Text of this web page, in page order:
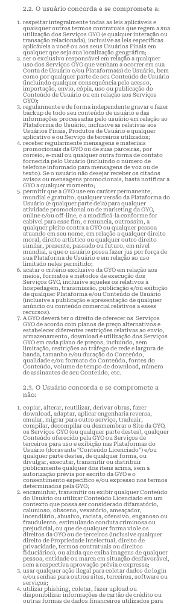
2.2. O usuário concorda e se compromete a:
respeitar integralmente todas as leis aplicáveis e
quaisquer outros termos contratuais que regem a sua
utilização dos Serviços GYO (e qualquer interação ou
transação relacionada), inclusive as leis específicas
aplicáveis a você ou aos seus Usuários Finais em
qualquer que seja sua localização geográfica;
ser o exclusivo responsável em relação a qualquer
uso dos Serviços GYO que venham a ocorrer em sua
Conta de Usuário e/ou Plataforma(s) de Usuário, bem
como por qualquer parte de seu Conteúdo de Usuário
(incluindo qualquer consequência pelo acesso,
importação, envio, cópia, uso ou publicação do
Conteúdo de Usuário ou em relação aos Serviços
GYO);
regularmente e de forma independente gravar e fazer
backup de todo seu conteúdo de usuário e das
informações processadas pelo usuário em relação ao
Plataforma do Usuário, inclusive as relativas aos
Usuários Finais, Produtos de Usuário e qualquer
aplicativo e ou Serviço de terceiros utilizados;
receber regularmente mensagens e materiais
promocionais da GYO ou de suas parceiras, por
correio, e-mail ou qualquer outra forma de contato
fornecida pelo Usuário (incluindo o número de
telefone informado para mensagens de voz ou de
texto). Se o usuário não desejar receber os citados
avisos ou mensagens promocionais, basta notificar a
GYO a qualquer momento;
permitir que a GYO use em caráter permanente,
mundial e gratuito, qualquer versão da Plataforma do
Usuário (e qualquer parte dela) para qualquer
atividade promocional ou de marketing da GYO,
online e/ou off-line, e a modificá-la conforme for
cabível para esse fim, e renuncia, outrossim, a
qualquer pleito contra a GYO ou qualquer pessoa
atuando em seu nome, em relação a qualquer direito
moral, direito artístico ou qualquer outro direito
similar, presente, passado ou futuro, em nível
mundial, a que o usuário possa fazer jus por força de
sua Plataforma de Usuário e em relação ao uso
limitado neles permitido;
acatar o critério exclusivo da GYO em relação aos
meios, formatos e métodos de execução dos
Serviços GYO, inclusive aqueles os relativos à
hospedagem, transmissão, publicação e/ou exibição
de qualquer Plataforma e/ou Conteúdo de Usuário
(inclusive a publicação e apresentação de qualquer
anúncio ou conteúdo comercial relativos a esses
recursos).
A GYO deverá ter o direito de oferecer os Serviços
GYO de acordo com planos de preço alternativos e
estabelecer diferentes restrições relativas ao envio,
armazenamento, download e utilização dos Serviços
GYO em cada plano de preços, incluindo, sem
limitação, restrições ao tráfego de rede e largura de
banda, tamanho e/ou duração do Conteúdo,
qualidade e/ou formato do Conteúdo, fontes do
Conteúdo, volume de tempo de download, número
de assinantes de seu Conteúdo, etc.
2.3. O Usuário concorda e se compromete a
não:
copiar, alterar, reutilizar, derivar obras, fazer
download, adaptar, aplicar engenharia reversa,
emular, migrar para outro serviço, traduzir,
compilar, decompilar ou desmembrar o Site da GYO,
os Serviços GYO (ou qualquer parte destes), qualquer
Conteúdo oferecido pela GYO ou Serviços de
terceiros para uso e exibição nas Plataformas do
Usuário (doravante “Conteúdo Licenciado”) e/ou
qualquer parte destes, de qualquer forma, ou
divulgar, executar, transmitir ou distribuir
publicamente qualquer dos itens acima, sem a
autorização prévia por escrito da GYO e o
consentimento específico e/ou expresso nos termos
determinados pela GYO;
encaminhar, transmitir ou exibir qualquer Conteúdo
do Usuário ou utilizar Conteúdo Licenciado em um
contexto que possa ser considerado difamatório,
calunioso, obsceno, vexatório, ameaçador,
incendiário, abusivo, racista, ofensivo, enganoso ou
fraudulento, estimulando conduta criminosa ou
prejudicial, ou que de qualquer forma viole os
direitos da GYO ou de terceiros (inclusive qualquer
direito de Propriedade intelectual, direito de
privacidade, termos contratuais ou direitos
fiduciários), ou ainda que exiba imagens de qualquer
pessoa, entidade ou marca em situação desfavorável,
sem a respectiva aprovação prévia e expressa;
usar qualquer ação ilegal para coletar dados de login
e/ou senhas para outros sites, terceiros, software ou
serviços;
utilizar phishing, coletar, fazer upload ou
disponibilizar informações de cartão de crédito ou
outras formas de dados financeiros utilizados para